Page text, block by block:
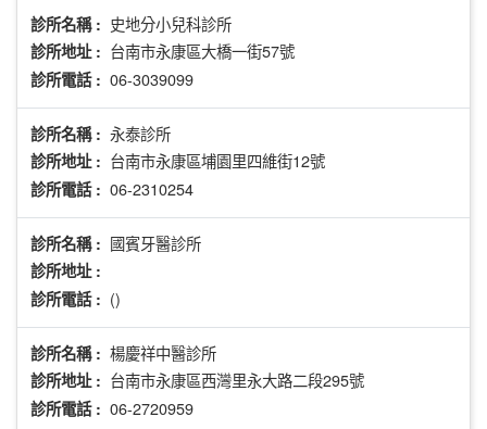
診所名稱 : 史地分小兒科診所
診所地址 : 台南市永康區大橋一街57號
診所電話 : 06-3039099
診所名稱 : 永泰診所
診所地址 : 台南市永康區埔園里四維街12號
診所電話 : 06-2310254
診所名稱 : 國賓牙醫診所
診所地址 :
診所電話 : ()
診所名稱 : 楊慶祥中醫診所
診所地址 : 台南市永康區西灣里永大路二段295號
診所電話 : 06-2720959